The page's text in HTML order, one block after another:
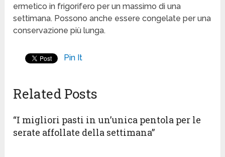
ermetico in frigorifero per un massimo di una
settimana. Possono anche essere congelate per una
conservazione più lunga.
Pin It
Related Posts
“I migliori pasti in un’unica pentola per le
serate affollate della settimana”